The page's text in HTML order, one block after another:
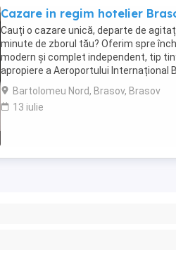
Cazare in regim hotelier
Cauți o cazare unică, departe de
minute de zborul tău? Oferim spre
modern și complet independent, tip
apropiere a Aeroportului Internațional
maxim 4 persoane ...
Bartolomeu Nord, Brasov, Brasov
13 iulie